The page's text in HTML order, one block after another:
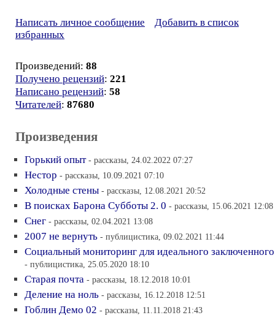
Написать личное сообщение
Добавить в список
избранных
Произведений: 88
Получено рецензий: 221
Написано рецензий: 58
Читателей: 87680
Произведения
Горький опыт - рассказы, 24.02.2022 07:27
Нестор - рассказы, 10.09.2021 07:10
Холодные стены - рассказы, 12.08.2021 20:52
В поисках Барона Субботы 2. 0 - рассказы, 15.06.2021 12:08
Снег - рассказы, 02.04.2021 13:08
2007 не вернуть - публицистика, 09.02.2021 11:44
Социальный мониторинг для идеального заключенного
- публицистика, 25.05.2020 18:10
Старая почта - рассказы, 18.12.2018 10:01
Деление на ноль - рассказы, 16.12.2018 12:51
Гоблин Демо 02 - рассказы, 11.11.2018 21:43